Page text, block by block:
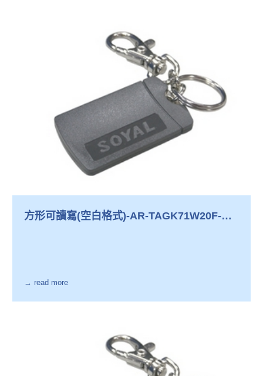
方形可讀寫(空白格式)-AR-TAGK71W20F-
→ read more